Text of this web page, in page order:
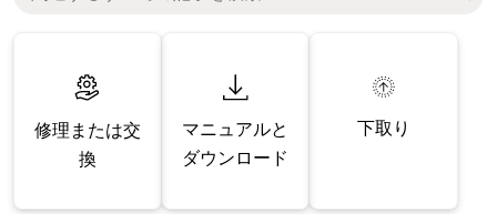
修理または交
換
マニュアルと
ダウンロード
下取り